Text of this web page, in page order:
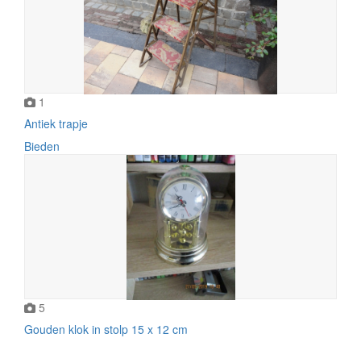
1
Antiek trapje
Bieden
5
Gouden klok in stolp 15 x 12 cm